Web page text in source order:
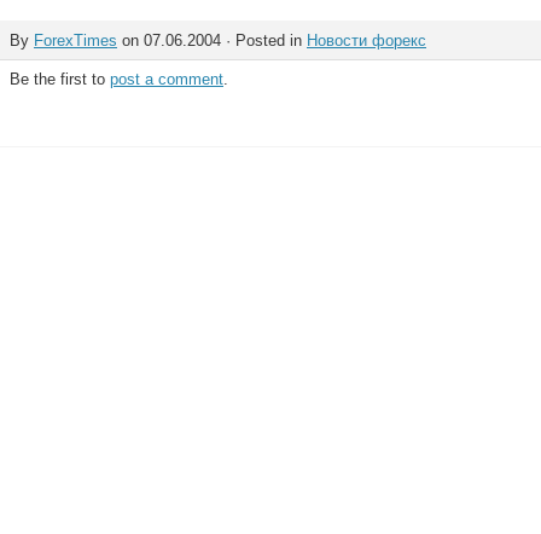
By ForexTimes on 07.06.2004 · Posted in Новости форекс
Be the first to post a comment.